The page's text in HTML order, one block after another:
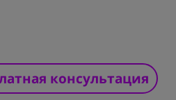
консультация